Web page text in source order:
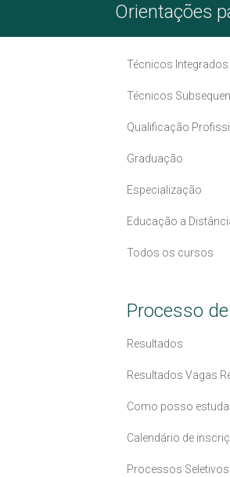
Orientações
Técnicos Integrados
Técnicos
Qualificação
Graduação
Especialização
Educação a
Todos os cursos
Processo
Resultados
Resultados Vagas
Como posso
Calendário de
Processos Seletivos